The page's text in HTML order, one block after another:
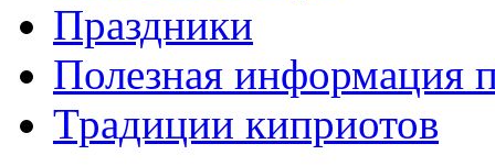
Праздники
Полезная информация
Традиции киприотов